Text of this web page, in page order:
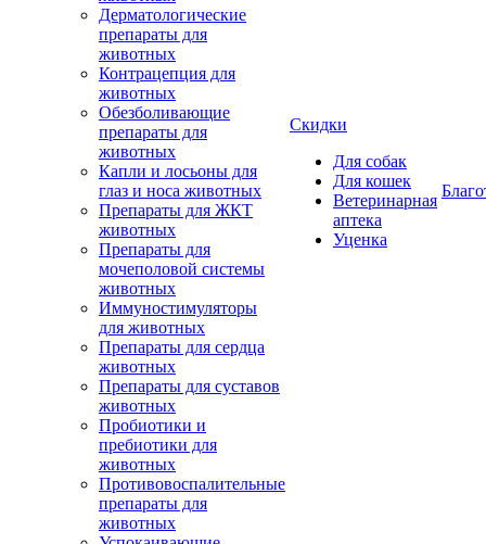
Дерматологические
препараты для
животных
Контрацепция для
животных
Обезболивающие
препараты для
животных
Капли и лосьоны для
глаз и носа животных
Препараты для ЖКТ
животных
Препараты для
мочеполовой системы
животных
Иммуностимуляторы
для животных
Препараты для сердца
животных
Препараты для суставов
животных
Пробиотики и
пребиотики для
животных
Противовоспалительные
препараты для
животных
Скидки
Для собак
Для кошек
Ветеринарная
аптека
Уценка